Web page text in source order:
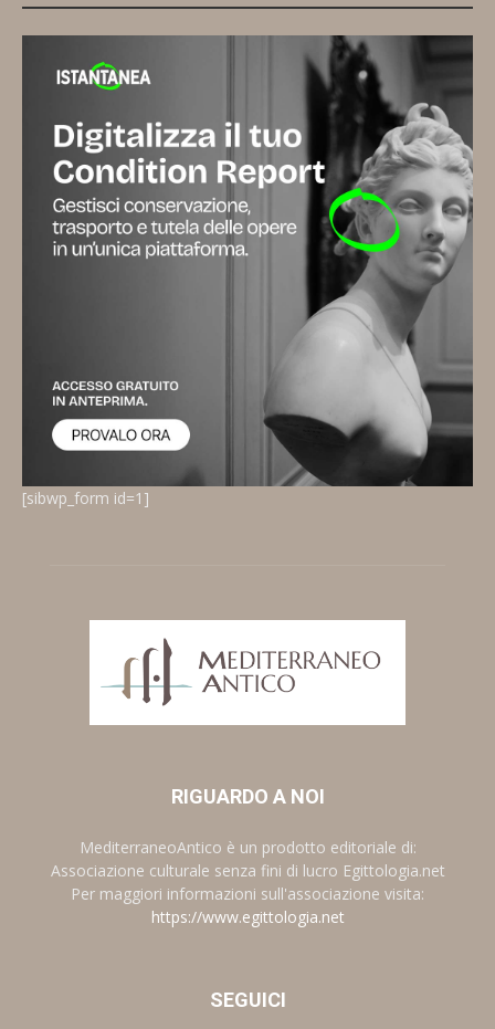
[sibwp_form id=1]
RIGUARDO A NOI
MediterraneoAntico è un prodotto editoriale di:
Associazione culturale senza fini di lucro Egittologia.net
Per maggiori informazioni sull'associazione visita:
https://www.egittologia.net
SEGUICI